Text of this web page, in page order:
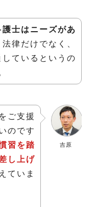
士はニーズがあ
律だけでなく、
ているというの
吉原
ご支援
のです
習を踏
し上げ
ていま